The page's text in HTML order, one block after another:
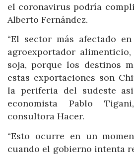
el coronavirus podría
Alberto Fernández.
“El sector más afectado
agroexportador
soja, porque los destinos
estas exportaciones son
la periferia del sudeste
economista Pablo
consultora Hacer.
“Esto ocurre en un
cuando el gobierno intenta